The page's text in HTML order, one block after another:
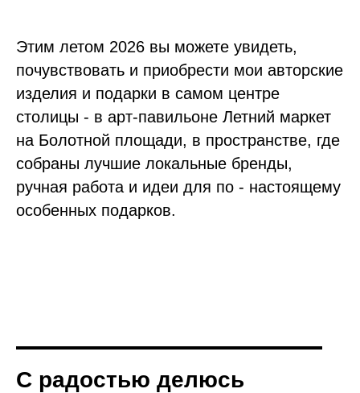
Этим летом 2026 вы можете увидеть,
почувствовать и приобрести мои авторские
изделия и подарки в самом центре
столицы - в арт-павильоне Летний маркет
на Болотной площади, в пространстве, где
собраны лучшие локальные бренды,
ручная работа и идеи для по - настоящему
особенных подарков.
С радостью делюсь